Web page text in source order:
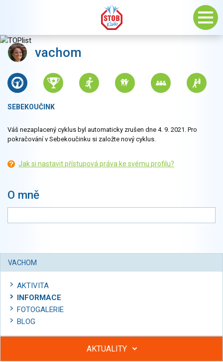
vachom
SEBEKOUČINK
Váš nezaplacený cyklus byl automaticky zrušen dne 4. 9. 2021. Pro
pokračování v Sebekoučinku si založte nový cyklus.
Jak si nastavit přístupová práva ke svému profilu?
O mně
VACHOM
AKTIVITA
INFORMACE
FOTOGALERIE
BLOG
AKTUALITY